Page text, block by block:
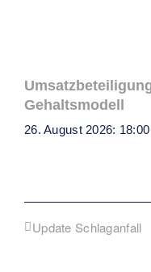
Gehaltsmodell
26. August 2026: 18:00
Update Schlaganfall